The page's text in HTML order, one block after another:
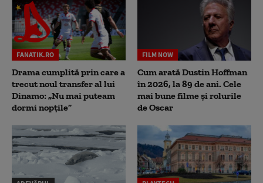
FANATIK.RO
Drama cumplită prin care a
trecut noul transfer al lui
Dinamo: „Nu mai puteam
dormi nopțile”
FILM NOW
Cum arată Dustin Hoffman
în 2026, la 89 de ani. Cele
mai bune filme și rolurile
de Oscar